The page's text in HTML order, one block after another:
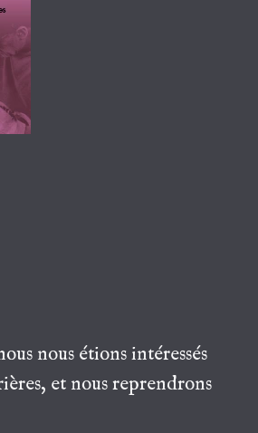
nous étions intéressés
et nous reprendrons